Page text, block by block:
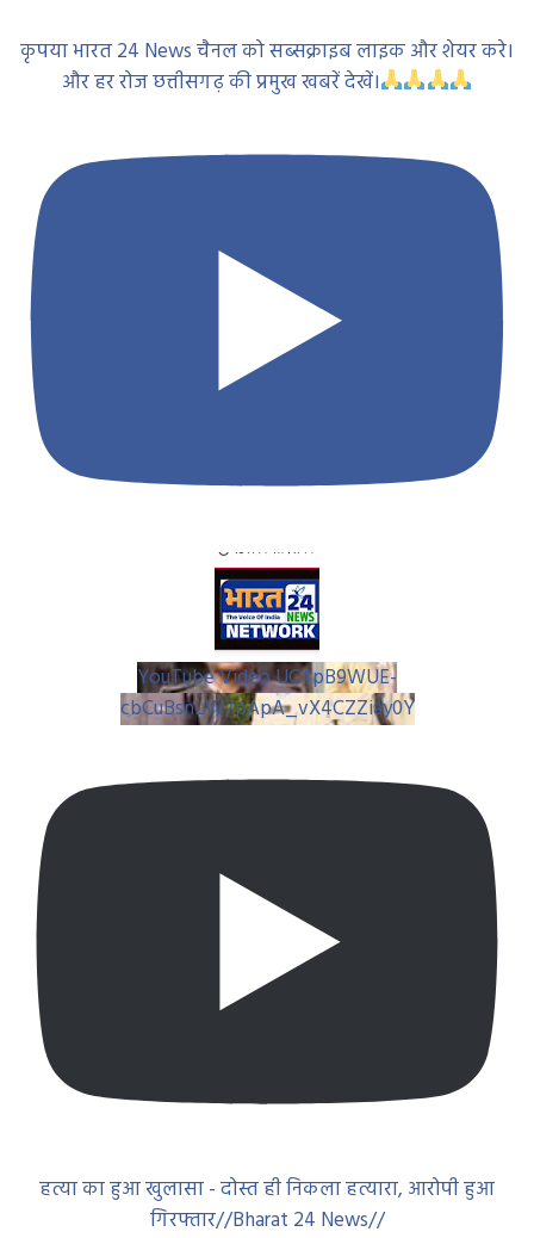
कृपया भारत 24 News चैनल को सब्सक्राइब लाइक और शेयर करे।
और हर रोज छत्तीसगढ़ की प्रमुख खबरें देखें।
YouTube Video UC4pB9WUE-
cbCuBsnLW7pApA_vX4CZZiay0Y
हत्या का हुआ खुलासा - दोस्त ही निकला हत्यारा, आरोपी हुआ
गिरफ्तार//Bharat 24 News//